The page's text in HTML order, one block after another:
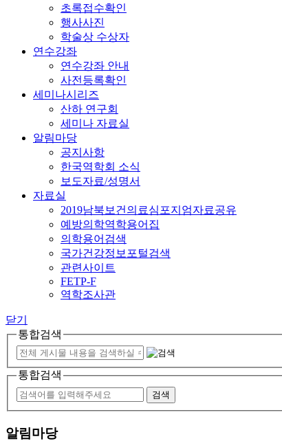
초록접수확인
행사사진
학술상 수상자
연수강좌
연수강좌 안내
사전등록확인
세미나시리즈
산하 연구회
세미나 자료실
알림마당
공지사항
한국역학회 소식
보도자료/성명서
자료실
2019남북보건의료심포지엄자료공유
예방의학역학용어집
의학용어검색
국가건강정보포털검색
관련사이트
FETP-F
역학조사관
닫기
통합검색
통합검색
알림마당